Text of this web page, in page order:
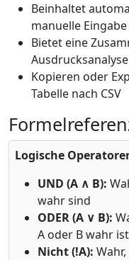
Beinhaltet
manuelle Eingabe
Bietet eine
Ausdrucksanalyse
Kopieren oder
Tabelle nach CSV
Logische
UND (A ∧ B):
wahr sind
ODER (A ∨ B):
A oder B wahr ist
Nicht (!A):